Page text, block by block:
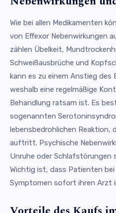
Wie bei allen Medikamenten
von Effexor Nebenwirkungen
zählen Übelkeit,
Schweißausbrüche und
kann es zu einem Anstieg des
weshalb eine regelmäßige
Behandlung ratsam ist. Es
sogenannten
lebensbedrohlichen Reaktion,
auftritt. Psychische
Unruhe oder Schlafstörungen
Wichtig ist, dass Patienten
Symptomen sofort ihren Arzt